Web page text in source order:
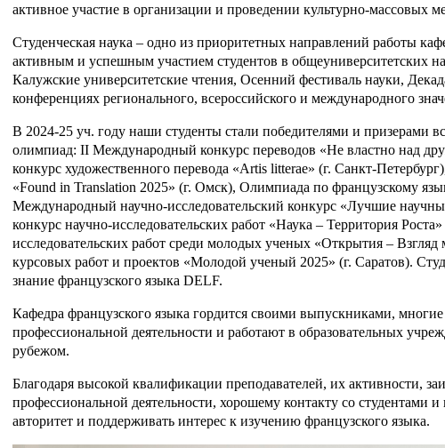
активное участие в организации и проведении культурно-массовых
Студенческая наука – одно из приоритетных направлений работы
активным и успешным участием студентов в общеуниверситетских
Калужские университетские чтения, Осенний фестиваль науки,
конференциях регионального, всероссийского и международного
В 2024-25 уч. году наши студенты стали победителями и призерами
олимпиад: II Международный конкурс переводов «Не властно над
конкурс художественного перевода «Artis litterae» (г. Санкт-
«Found in Translation 2025» (г. Омск), Олимпиада по французскому
Международный научно-исследовательский конкурс «Лучшие
конкурс научно-исследовательских работ «Наука – Территория
исследовательских работ среди молодых ученых «Открытия –
курсовых работ и проектов «Молодой ученый 2025» (г. Саратов).
знание французского языка DELF.
Кафедра французского языка гордится своими выпускниками,
профессиональной деятельности и работают в образовательных
рубежом.
Благодаря высокой квалификации преподавателей, их активности,
профессиональной деятельности, хорошему контакту со студентами и
авторитет и поддерживать интерес к изучению французского языка.